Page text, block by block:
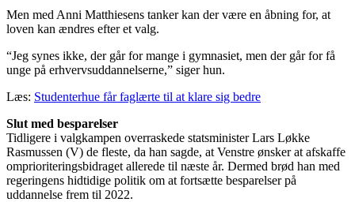
Men med Anni Matthiesens tanker kan der være en åbning for, at
loven kan ændres efter et valg.
“Jeg synes ikke, der går for mange i gymnasiet, men der går for få
unge på erhvervsuddannelserne,” siger hun.
Læs: Studenterhue får faglærte til at klare sig bedre
Slut med besparelser
Tidligere i valgkampen overraskede statsminister Lars Løkke
Rasmussen (V) de fleste, da han sagde, at Venstre ønsker at afskaffe
omprioriteringsbidraget allerede til næste år. Dermed brød han med
regeringens hidtidige politik om at fortsætte besparelser på
uddannelse frem til 2022.